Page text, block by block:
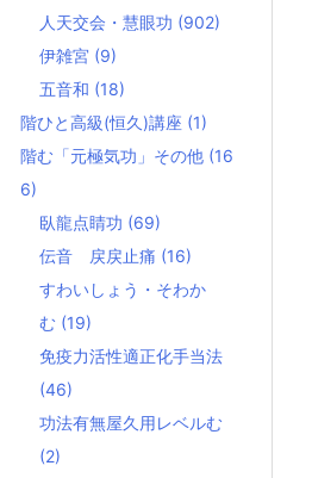
人天交会・慧眼功 (902)
伊雑宮 (9)
五音和 (18)
階ひと高級(恒久)講座 (1)
階む「元極気功」その他 (16
6)
臥龍点睛功 (69)
伝音 戻戻止痛 (16)
すわいしょう・そわか
む (19)
免疫力活性適正化手当法
(46)
功法有無屋久用レベルむ
(2)